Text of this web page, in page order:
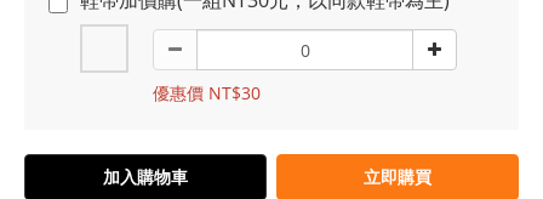
優惠價 NT$30
加入購物車 立即購買